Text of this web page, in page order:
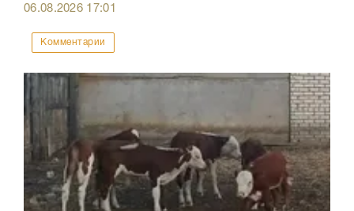
06.08.2026 17:01
Комментарии